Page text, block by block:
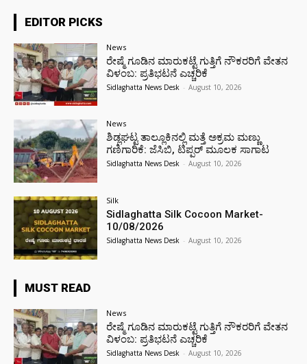
EDITOR PICKS
News
ರೇಷ್ಮೆ ಗೂಡಿನ ಮಾರುಕಟ್ಟೆ ಗುತ್ತಿಗೆ ನೌಕರರಿಗೆ ವೇತನ
ವಿಳಂಬ: ಪ್ರತಿಭಟನೆ ಎಚ್ಚರಿಕೆ
Sidlaghatta News Desk - August 10, 2026
News
ಶಿಡ್ಲಘಟ್ಟ ತಾಲ್ಲೂಕಿನಲ್ಲಿ ಮತ್ತೆ ಅಕ್ರಮ ಮಣ್ಣು
ಗಣಿಗಾರಿಕೆ: ಜೆಸಿಬಿ, ಟಿಪ್ಪರ್ ಮೂಲಕ ಸಾಗಾಟ
Sidlaghatta News Desk - August 10, 2026
Silk
Sidlaghatta Silk Cocoon Market-
10/08/2026
Sidlaghatta News Desk - August 10, 2026
MUST READ
News
ರೇಷ್ಮೆ ಗೂಡಿನ ಮಾರುಕಟ್ಟೆ ಗುತ್ತಿಗೆ ನೌಕರರಿಗೆ ವೇತನ
ವಿಳಂಬ: ಪ್ರತಿಭಟನೆ ಎಚ್ಚರಿಕೆ
Sidlaghatta News Desk - August 10, 2026